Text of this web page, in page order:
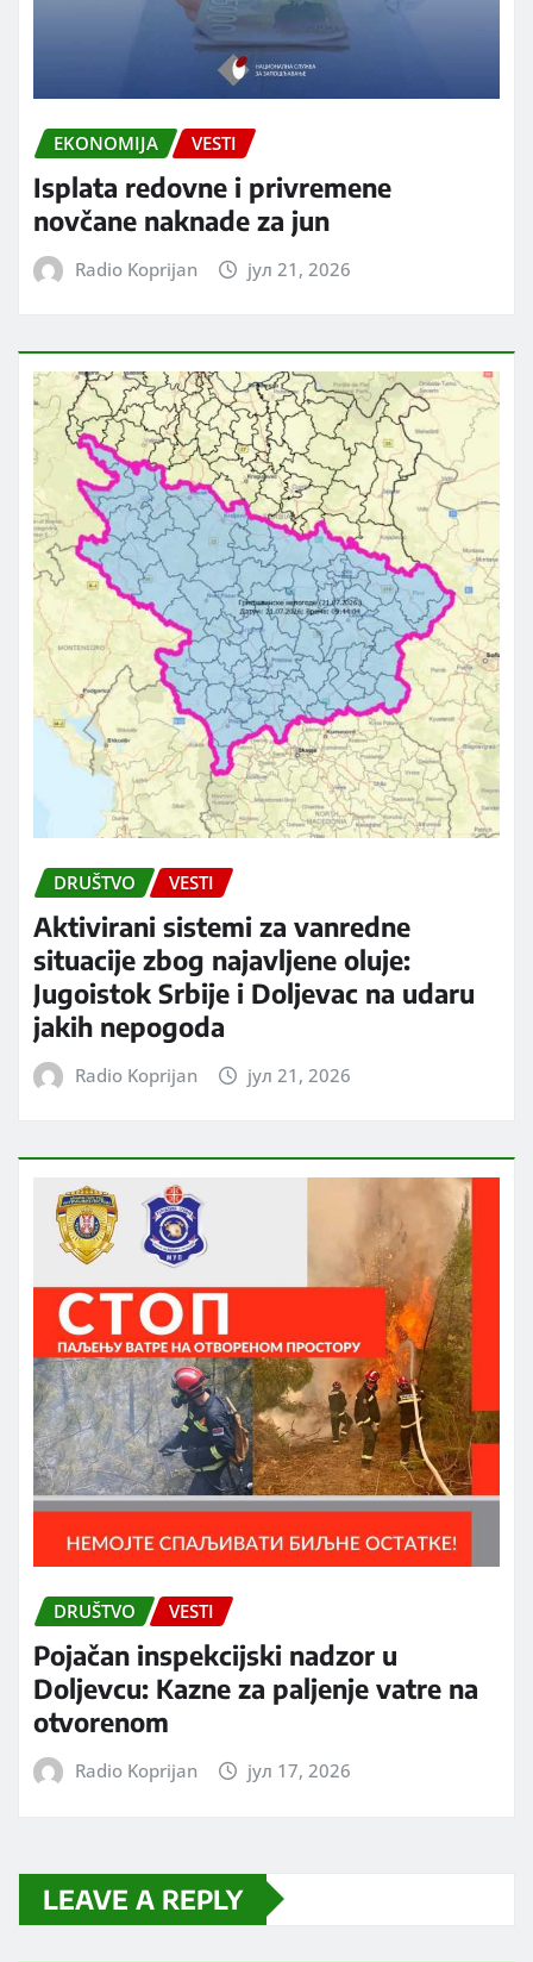
EKONOMIJA VESTI
Isplata redovne i privremene
novčane naknade za jun
Radio Koprijan јул 21, 2026
DRUŠTVO VESTI
Aktivirani sistemi za vanredne
situacije zbog najavljene oluje:
Jugoistok Srbije i Doljevac na udaru
jakih nepogoda
Radio Koprijan јул 21, 2026
DRUŠTVO VESTI
Pojačan inspekcijski nadzor u
Doljevcu: Kazne za paljenje vatre na
otvorenom
Radio Koprijan јул 17, 2026
LEAVE A REPLY